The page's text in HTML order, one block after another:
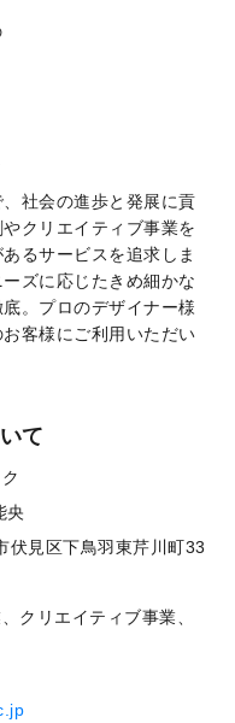
社会の進歩と発展に貢
クリエイティブ事業を
るサービスを追求しま
ズに応じたきめ細かな
。プロのデザイナー様
客様にご利用いただい
て
央
見区下鳥羽東芹川町33
クリエイティブ事業、